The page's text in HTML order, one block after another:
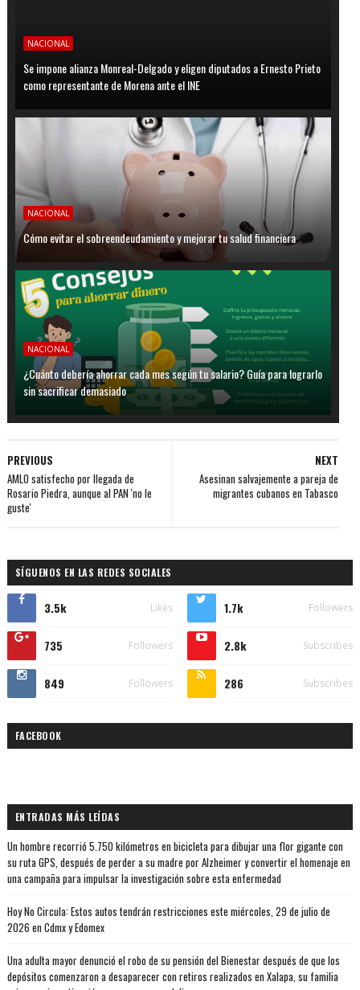
NACIONAL
Se impone alianza Monreal-Delgado y eligen diputados a Ernesto Prieto
como representante de Morena ante el INE
NACIONAL
Cómo evitar el sobreendeudamiento y mejorar tu salud financiera
NACIONAL
¿Cuánto debería ahorrar cada mes según tu salario? Guía para lograrlo
sin sacrificar demasiado
NEXT
Asesinan salvajemente a pareja de
migrantes cubanos en Tabasco
PREVIOUS
AMLO satisfecho por llegada de
Rosario Piedra, aunque al PAN 'no le
guste'
SÍGUENOS EN LAS REDES SOCIALES
3.5k Likes 1.7k Followers
735 Followers 2.8k Subscribes
849 Followers 286 Subscribes
FACEBOOK
ENTRADAS MÁS LEÍDAS
Un hombre recorrió 5.750 kilómetros en bicicleta para dibujar una flor gigante con
su ruta GPS, después de perder a su madre por Alzheimer y convertir el homenaje en
una campaña para impulsar la investigación sobre esta enfermedad
Hoy No Circula: Estos autos tendrán restricciones este miércoles, 29 de julio de
2026 en Cdmx y Edomex
Una adulta mayor denunció el robo de su pensión del Bienestar después de que los
depósitos comenzaron a desaparecer con retiros realizados en Xalapa, su familia